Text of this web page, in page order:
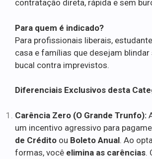
contratação direta, rápida e sem
Para quem é indicado?
Para profissionais liberais,
casa e famílias que desejam blindar
bucal contra imprevistos.
Diferenciais Exclusivos desta
Carência Zero (O Grande Trunfo):
um incentivo agressivo para
de Crédito ou Boleto Anual. Ao
formas, você elimina as carências.